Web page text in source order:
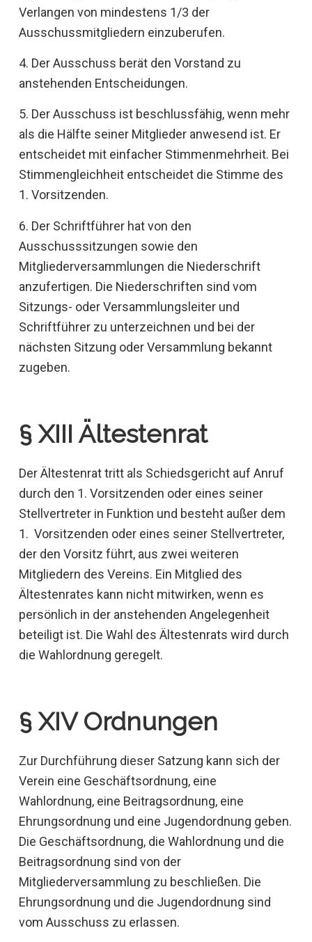
Verlangen von mindestens 1/3 der
Ausschussmitgliedern einzuberufen.
4. Der Ausschuss berät den Vorstand zu
anstehenden Entscheidungen.
5. Der Ausschuss ist beschlussfähig, wenn mehr
als die Hälfte seiner Mitglieder anwesend ist. Er
entscheidet mit einfacher Stimmenmehrheit. Bei
Stimmengleichheit entscheidet die Stimme des
1. Vorsitzenden.
6. Der Schriftführer hat von den
Ausschusssitzungen sowie den
Mitgliederversammlungen die Niederschrift
anzufertigen. Die Niederschriften sind vom
Sitzungs- oder Versammlungsleiter und
Schriftführer zu unterzeichnen und bei der
nächsten Sitzung oder Versammlung bekannt
zugeben.
§ XIII Ältestenrat
Der Ältestenrat tritt als Schiedsgericht auf Anruf
durch den 1. Vorsitzenden oder eines seiner
Stellvertreter in Funktion und besteht außer dem
1. Vorsitzenden oder eines seiner Stellvertreter,
der den Vorsitz führt, aus zwei weiteren
Mitgliedern des Vereins. Ein Mitglied des
Ältestenrates kann nicht mitwirken, wenn es
persönlich in der anstehenden Angelegenheit
beteiligt ist. Die Wahl des Ältestenrats wird durch
die Wahlordnung geregelt.
§ XIV Ordnungen
Zur Durchführung dieser Satzung kann sich der
Verein eine Geschäftsordnung, eine
Wahlordnung, eine Beitragsordnung, eine
Ehrungsordnung und eine Jugendordnung geben.
Die Geschäftsordnung, die Wahlordnung und die
Beitragsordnung sind von der
Mitgliederversammlung zu beschließen. Die
Ehrungsordnung und die Jugendordnung sind
vom Ausschuss zu erlassen.